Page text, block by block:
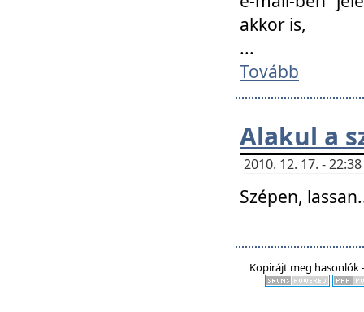
akkor is,
...
Tovább
Alakul a
2010. 12. 17. -
Szépen,
Kopirájt meg hasonlók